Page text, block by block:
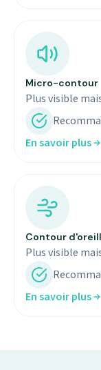
Micro-contour
Plus visible
En savoir plus
Contour
Plus visible
En savoir plus